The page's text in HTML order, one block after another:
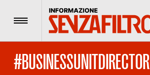
Menu
#BUSINESSUNITDIRECTOR